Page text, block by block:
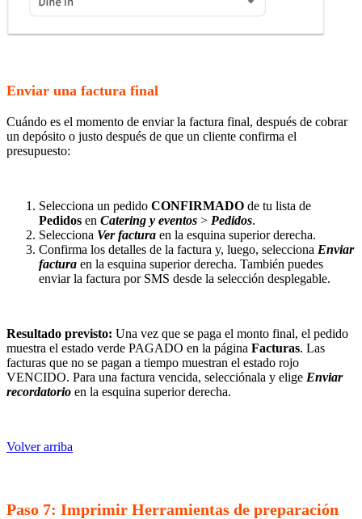
Enviar una factura final
Cuándo es el momento de enviar la factura final, después de cobrar
un depósito o justo después de que un cliente confirma el
presupuesto:
Selecciona un pedido CONFIRMADO de tu lista de
Pedidos en Catering y eventos > Pedidos.
Selecciona Ver factura en la esquina superior derecha.
Confirma los detalles de la factura y, luego, selecciona Enviar
factura en la esquina superior derecha. También puedes
enviar la factura por SMS desde la selección desplegable.
Resultado previsto: Una vez que se paga el monto final, el pedido
muestra el estado verde PAGADO en la página Facturas. Las
facturas que no se pagan a tiempo muestran el estado rojo
VENCIDO. Para una factura vencida, selecciónala y elige Enviar
recordatorio en la esquina superior derecha.
Volver arriba
Paso 7: Imprimir Herramientas de preparación